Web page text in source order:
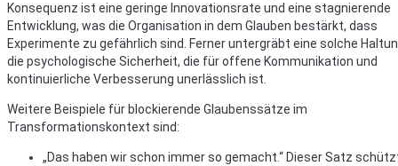
Konsequenz ist eine geringe Innovationsrate und eine stagnierende
Entwicklung, was die Organisation in dem Glauben bestärkt, dass
Experimente zu gefährlich sind. Ferner untergräbt eine solche
die psychologische Sicherheit, die für offene Kommunikation und
kontinuierliche Verbesserung unerlässlich ist.
Weitere Beispiele für blockierende Glaubenssätze im
Transformationskontext sind:
„Das haben wir schon immer so gemacht.“ Dieser Satz